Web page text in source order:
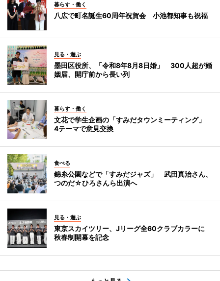
暮らす・働く
八広で町名誕生60周年祝賀会 小池都知事も祝福
見る・遊ぶ
墨田区役所、「令和8年8月8日婚」 300人超が婚
姻届、開庁前から長い列
暮らす・働く
文花で学生企画の「すみだタウンミーティング」
4テーマで意見交換
食べる
錦糸公園などで「すみだジャズ」 武田真治さん、
つのだ☆ひろさんら出演へ
見る・遊ぶ
東京スカイツリー、Jリーグ全60クラブカラーに
秋春制開幕を記念